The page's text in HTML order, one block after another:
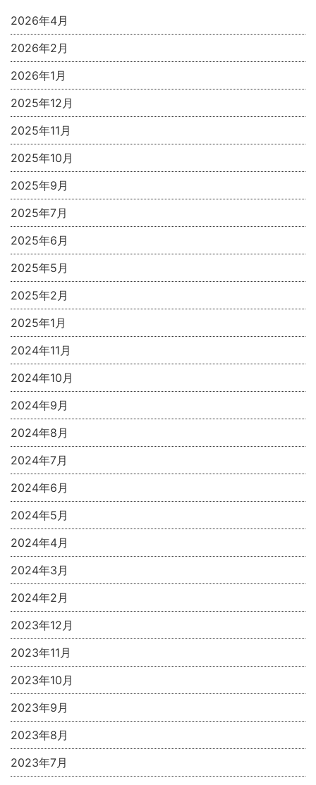
2026年4月
2026年2月
2026年1月
2025年12月
2025年11月
2025年10月
2025年9月
2025年7月
2025年6月
2025年5月
2025年2月
2025年1月
2024年11月
2024年10月
2024年9月
2024年8月
2024年7月
2024年6月
2024年5月
2024年4月
2024年3月
2024年2月
2023年12月
2023年11月
2023年10月
2023年9月
2023年8月
2023年7月